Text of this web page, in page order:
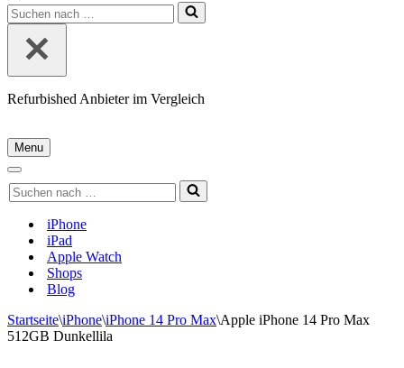
Suchen
nach …
Refurbished Anbieter im Vergleich
Menu
Navigationsmenü
Navigationsmenü
Suchen
nach …
iPhone
iPad
Apple Watch
Shops
Blog
Startseite\iPhone\iPhone 14 Pro Max\Apple iPhone 14 Pro Max
512GB Dunkellila